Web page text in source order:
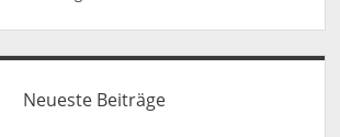
Neueste Beiträge